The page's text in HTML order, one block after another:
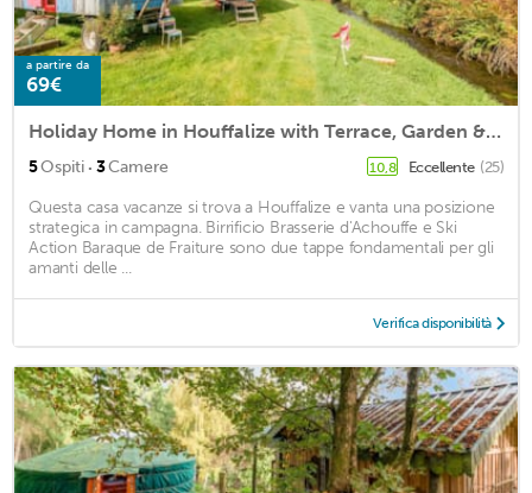
a partire da
69€
Holiday Home in Houffalize with Terrace, Garden & BBQ
5Ospiti · 3Camere 10,8 Eccellente (25)
Questa casa vacanze si trova a Houffalize e vanta una posizione
strategica in campagna. Birrificio Brasserie d'Achouffe e Ski
Action Baraque de Fraiture sono due tappe fondamentali per gli
amanti delle ...
Verifica disponibilità